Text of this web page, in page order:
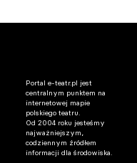
Portal e-teatr.pl jest
centralnym punktem na
internetowej mapie
polskiego teatru.
Od 2004 roku jesteśmy
najważniejszym,
codziennym źródłem
informacji dla środowiska.